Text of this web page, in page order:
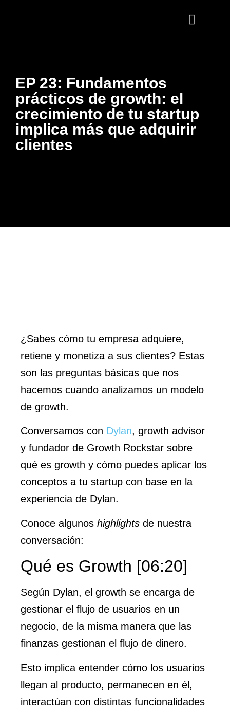
EP 23: Fundamentos
prácticos de growth: el
crecimiento de tu startup
implica más que adquirir
clientes
¿Sabes cómo tu empresa adquiere,
retiene y monetiza a sus clientes? Estas
son las preguntas básicas que nos
hacemos cuando analizamos un modelo
de growth.
Conversamos con ⁠Dylan⁠, growth advisor
y fundador de Growth Rockstar sobre
qué es growth y cómo puedes aplicar los
conceptos a tu startup con base en la
experiencia de Dylan.
Conoce algunos highlights de nuestra
conversación:
Qué es Growth [06:20]
Según Dylan, el growth se encarga de
gestionar el flujo de usuarios en un
negocio, de la misma manera que las
finanzas gestionan el flujo de dinero.
Esto implica entender cómo los usuarios
llegan al producto, permanecen en él,
interactúan con distintas funcionalidades